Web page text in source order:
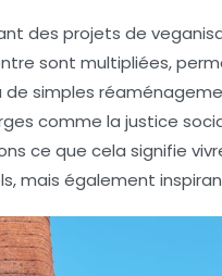
des projets de
sont multipliées,
simples
comme la justice
ce que cela signifie
mais également